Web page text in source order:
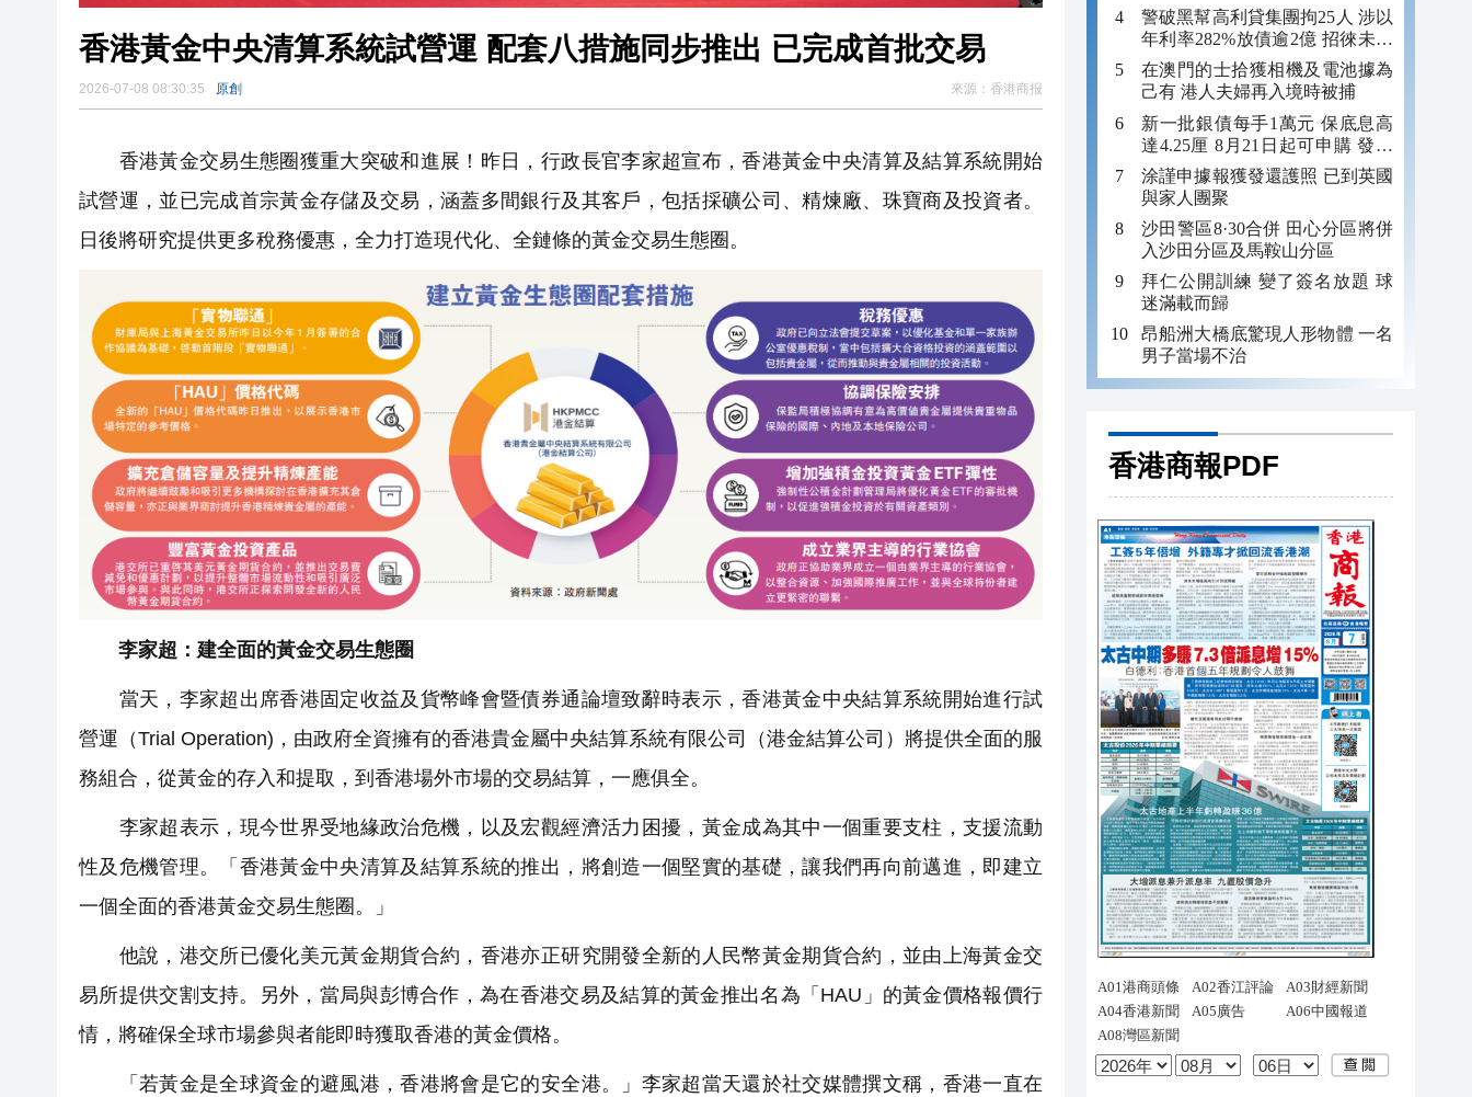
香港黃金中央清算系統試營運 配套八措施同步推出 已完成首批交易
2026-07-08 08:30:35 原創 來源： 香港商报
香港黃金交易生態圈獲重大突破和進展！昨日，行政長官李家超宣布，香港黃金中央清算及結算系統開始
試營運，並已完成首宗黃金存儲及交易，涵蓋多間銀行及其客戶，包括採礦公司、精煉廠、珠寶商及投資者。
日後將研究提供更多稅務優惠，全力打造現代化、全鏈條的黃金交易生態圈。
李家超：建全面的黃金交易生態圈
當天，李家超出席香港固定收益及貨幣峰會暨債券通論壇致辭時表示，香港黃金中央結算系統開始進行試
營運（Trial Operation)，由政府全資擁有的香港貴金屬中央結算系統有限公司（港金結算公司）將提供全面的服
務組合，從黃金的存入和提取，到香港場外市場的交易結算，一應俱全。
李家超表示，現今世界受地緣政治危機，以及宏觀經濟活力困擾，黃金成為其中一個重要支柱，支援流動
性及危機管理。「香港黃金中央清算及結算系統的推出，將創造一個堅實的基礎，讓我們再向前邁進，即建立
一個全面的香港黃金交易生態圈。」
他說，港交所已優化美元黃金期貨合約，香港亦正研究開發全新的人民幣黃金期貨合約，並由上海黃金交
易所提供交割支持。另外，當局與彭博合作，為在香港交易及結算的黃金推出名為「HAU」的黃金價格報價行
情，將確保全球市場參與者能即時獲取香港的黃金價格。
「若黃金是全球資金的避風港，香港將會是它的安全港。」李家超當天還於社交媒體撰文稱，香港一直在
警破黑幫高利貸集團拘25人 涉以
年利率282%放債逾2億 招徠未成
年追數
在澳門的士拾獲相機及電池據為
己有 港人夫婦再入境時被捕
新一批銀債每手1萬元 保底息高
達4.25厘 8月21日起可申購 發行
金額最多550億
涂謹申據報獲發還護照 已到英國
與家人團聚
沙田警區8·30合併 田心分區將併
入沙田分區及馬鞍山分區
拜仁公開訓練 變了簽名放題 球
迷滿載而歸
昂船洲大橋底驚現人形物體 一名
男子當場不治
香港商報PDF